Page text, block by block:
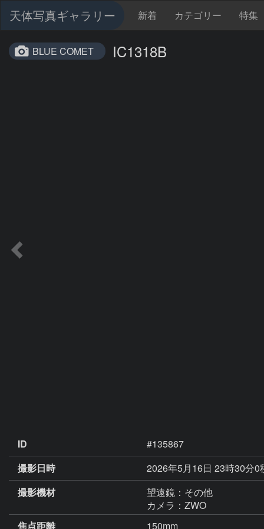
天体写真ギャラリー 新着 カテゴリー 特集
BLUE COMET IC1318B
ID
#135867
撮影日時
2026年5月16日 23時30分0
撮影機材
望遠鏡：その他
カメラ：ZWO
焦点距離
150mm